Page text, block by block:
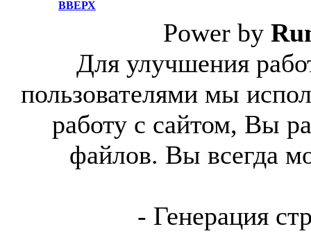
ВВЕРХ
Power by
Для улучшения
пользователями мы
работу с сайтом, Вы
файлов. Вы всегда
- Генерация